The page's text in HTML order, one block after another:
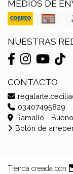
MEDIOS DE
NUESTRAS
CONTACTO
03407495829
Ramallo -
Botón de
Tienda creada con